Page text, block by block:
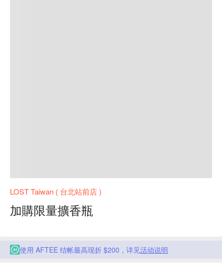
LOST Taiwan ( 台北站前店 )
加購限量擴香瓶
使用 AFTEE 结帐最高现折 $200，详见活动说明